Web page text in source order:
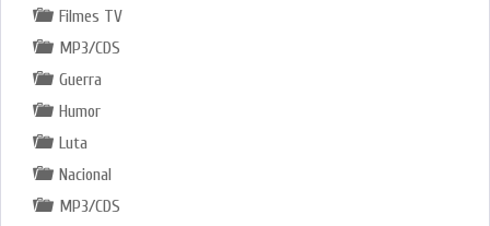
Filmes TV
MP3/CDS
Guerra
Humor
Luta
Nacional
MP3/CDS